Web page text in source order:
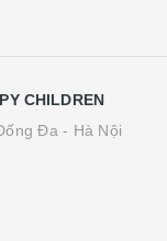
CHILDREN
Đa - Hà Nội